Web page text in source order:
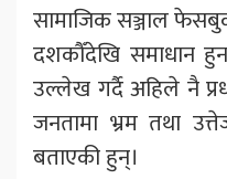
सामाजिक सञ्जाल
दशकौँदेखि समाधान हुन
उल्लेख गर्दै अहिले नै
जनतामा भ्रम तथा
बताएकी हुन्।